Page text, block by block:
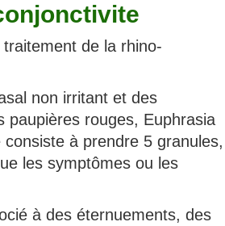
de la rhino-
non irritant et des
paupières rouges, Euphrasia
à prendre 5 granules,
les symptômes ou les
à des éternuements, des